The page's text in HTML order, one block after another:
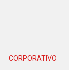
CORPORATIVO